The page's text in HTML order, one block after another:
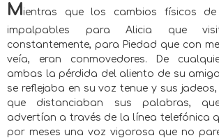
Mientras que los cambios físicos
impalpables para Alicia que
constantemente, para Piedad que con
veía, eran conmovedores. De
ambas la pérdida del aliento de su
se reflejaba en su voz tenue y sus
que distanciaban sus palabras,
advertían a través de la línea telefónica
por meses una voz vigorosa que no